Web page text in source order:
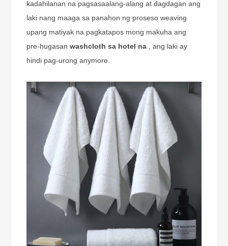
kadahilanan na pagsasaalang-alang at dagdagan ang
laki nang maaga sa panahon ng proseso weaving
upang matiyak na pagkatapos mong makuha ang
pre-hugasanwashcloth sa hotel na , ang laki ay
hindi pag-urong anymore.